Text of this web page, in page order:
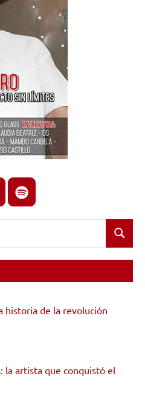
spotify
Buscar
historia de la revolución
la artista que conquistó el